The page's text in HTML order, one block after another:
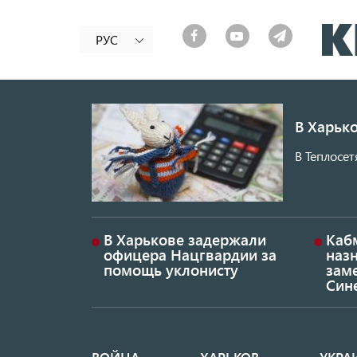
РУС
В
В
В Харькове задержали
офицера Нацгвардии за
помощь уклонисту